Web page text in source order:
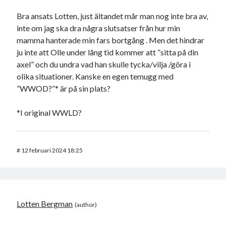
Bra ansats Lotten, just ältandet mår man nog inte bra av,
inte om jag ska dra några slutsatser från hur min
mamma hanterade min fars bortgång . Men det hindrar
ju inte att Olle under lång tid kommer att ”sitta på din
axel” och du undra vad han skulle tycka/vilja /göra i
olika situationer. Kanske en egen temugg med
”WWOD?”* är på sin plats?
*I original WWLD?
# 12 februari 2024 18:25
Lotten Bergman